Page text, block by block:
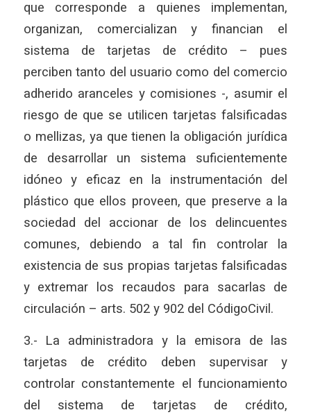
que corresponde a quienes implementan,
organizan, comercializan y financian el
sistema de tarjetas de crédito – pues
perciben tanto del usuario como del comercio
adherido aranceles y comisiones -, asumir el
riesgo de que se utilicen tarjetas falsificadas
o mellizas, ya que tienen la obligación jurídica
de desarrollar un sistema suficientemente
idóneo y eficaz en la instrumentación del
plástico que ellos proveen, que preserve a la
sociedad del accionar de los delincuentes
comunes, debiendo a tal fin controlar la
existencia de sus propias tarjetas falsificadas
y extremar los recaudos para sacarlas de
circulación – arts. 502 y 902 del CódigoCivil.
3.- La administradora y la emisora de las
tarjetas de crédito deben supervisar y
controlar constantemente el funcionamiento
del sistema de tarjetas de crédito,